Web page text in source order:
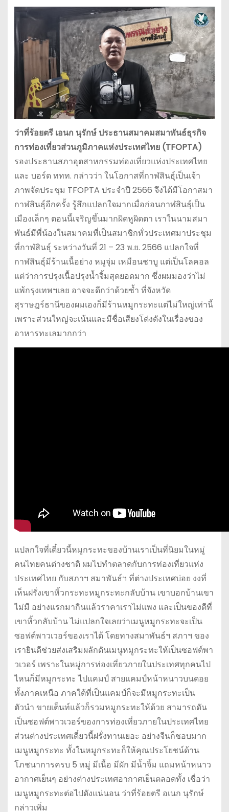
ว่าที่ร้อยตรี เอนก นุรักษ์ ประธานสมาคมสมาพันธ์ธุรกิจ
การท่องเที่ยวส่วนภูมิภาคแห่งประเทศไทย (TFOPTA)
รองประธานสภาอุตสาหกรรมท่องเที่ยวแห่งประเทศไทย
และ บอร์ด ททท. กล่าวว่า ในโอกาสที่กาฬสินธุ์เป็นเจ้า
ภาพจัดประชุม TFOPTA ประจำปี 2566 จึงได้มีโอกาสมา
กาฬสินธุ์อีกครั้ง รู้สึกแปลกใจมากเมื่อก่อนกาฬสินธุ์เป็น
เมืองเล็กๆ ตอนนี้เจริญขึ้นมากผิดหูผิดตา เราในนามสมา
พันธ์มีพี่น้องในสมาคมที่เป็นสมาชิกทั่วประเทศมาประชุม
ที่กาฬสินธุ์ ระหว่างวันที่ 21 – 23 พ.ย. 2566 แปลกใจที่
กาฬสินธุ์มีร้านเนื้อย่าง หมูจุ่ม เหมือนชาบู แต่เป็นโลคอล
แต่ว่าการปรุงเนื้อปรุงน้ำจิ้มสุดยอดมาก ซึ่งผมมองว่าไม่
แพ้กรุงเทพฯเลย อาจจะดีกว่าด้วยซ้ำ ที่จังหวัด
สุราษฎร์ธานีของผมเองก็มีร้านหมูกระทะแต่ไม่ใหญ่เท่านี้
เพราะส่วนใหญ่จะเน้นและมีชื่อเสียงโด่งดังในเรื่องของ
อาหารทะเลมากกว่า
แปลกใจที่เดี๋ยวนี้หมูกระทะของบ้านเราเป็นที่นิยมในหมู่
คนไทยคนต่างชาติ ผมไปทำตลาดกับการท่องเที่ยวแห่ง
ประเทศไทย กับสภาฯ สมาพันธ์ฯ ที่ต่างประเทศบ่อย งงที่
เห็นฝรั่งเขาหิ้วกระทะหมูกระทะกลับบ้าน เขาบอกบ้านเขา
ไม่มี อย่างแรกมากินแล้วราคาเราไม่แพง และเป็นของดีที่
เขาหิ้วกลับบ้าน ไม่แปลกใจเลยว่าเมนูหมูกระทะจะเป็น
ซอฟต์พาวเวอร์ของเราได้ โดยทางสมาพันธ์ฯ สภาฯ ของ
เรายินดีช่วยส่งเสริมผลักดันเมนูหมูกระทะให้เป็นซอฟต์พา
วเวอร์ เพราะในหมู่การท่องเที่ยวภายในประเทศทุกคนไป
ไหนก็มีหมูกระทะ ไปแคมป์ สายแคมป์หน้าหนาวบนดอย
ทั้งภาคเหนือ ภาคใต้ที่เป็นแคมป์ก็จะมีหมูกระทะเป็น
ตัวนำ ขายเต็นท์แล้วก็รวมหมูกระทะให้ด้วย สามารถดัน
เป็นซอฟต์พาวเวอร์ของการท่องเที่ยวภายในประเทศไทย
ส่วนต่างประเทศเดี๋ยวนี้ฝรั่งทานเยอะ อย่างจีนก็ชอบมาก
เมนูหมูกระทะ ทั้งในหมูกระทะก็ให้คุณประโยชน์ด้าน
โภชนาการครบ 5 หมู่ มีเนื้อ มีผัก มีน้ำจิ้ม แถมหน้าหนาว
อากาศเย็นๆ อย่างต่างประเทศอากาศเย็นตลอดทั้ง เชื่อว่า
เมนูหมูกระทะต่อไปดังแน่นอน ว่าที่ร้อยตรี อเนก นุรักษ์
กล่าวเพิ่ม